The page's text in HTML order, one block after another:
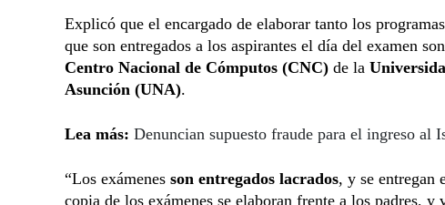
Explicó que el encargado de elaborar tanto los
que son entregados a los aspirantes el día del examen
Centro Nacional de Cómputos (CNC) de la
Asunción (UNA).
Lea más: Denuncian supuesto fraude para el ingreso al
“Los exámenes son entregados lacrados, y se entregan
copia de los exámenes se elaboran frente a los padres, y